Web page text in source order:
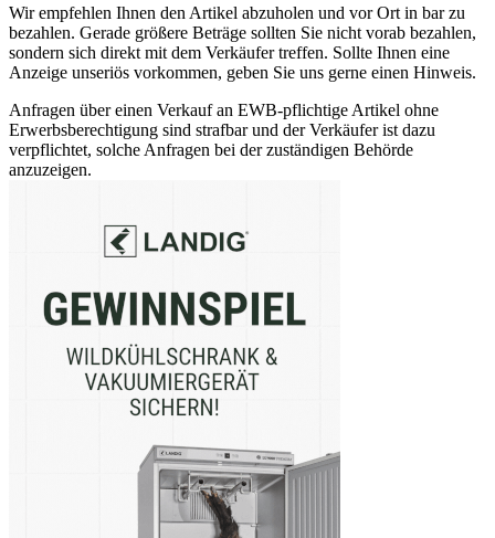
Wir empfehlen Ihnen den Artikel abzuholen und vor Ort in bar zu
bezahlen. Gerade größere Beträge sollten Sie nicht vorab bezahlen,
sondern sich direkt mit dem Verkäufer treffen. Sollte Ihnen eine
Anzeige unseriös vorkommen, geben Sie uns gerne einen Hinweis.
Anfragen über einen Verkauf an EWB-pflichtige Artikel ohne
Erwerbsberechtigung sind strafbar und der Verkäufer ist dazu
verpflichtet, solche Anfragen bei der zuständigen Behörde
anzuzeigen.